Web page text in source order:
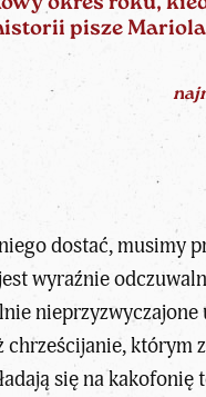
pisze Mariola
dostać, musimy
wyraźnie
chrześcijanie,
się na kakofonię